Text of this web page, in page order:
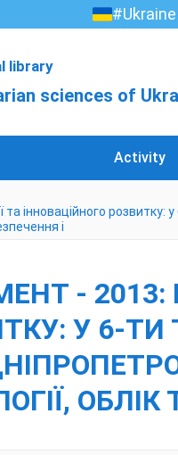
library
sciences of
Activity
інноваційного
і
- 2013:
У 6-